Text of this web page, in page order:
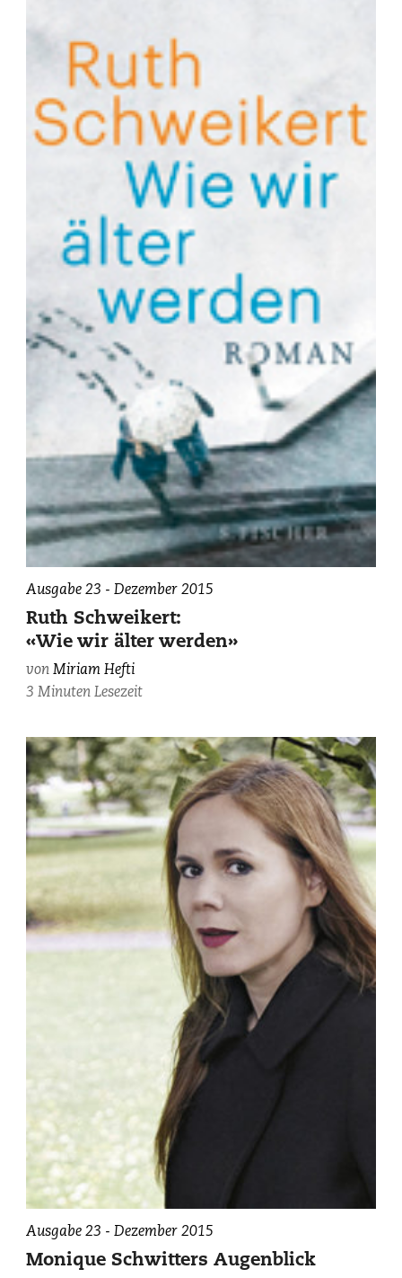
Ausgabe 23 - Dezember 2015
Ruth Schweikert:
«Wie wir älter werden»
vonMiriam Hefti
3 Minuten Lesezeit
Monique
Schwitter,
photographiert
Ausgabe 23 - Dezember 2015
Monique Schwitters Augenblick